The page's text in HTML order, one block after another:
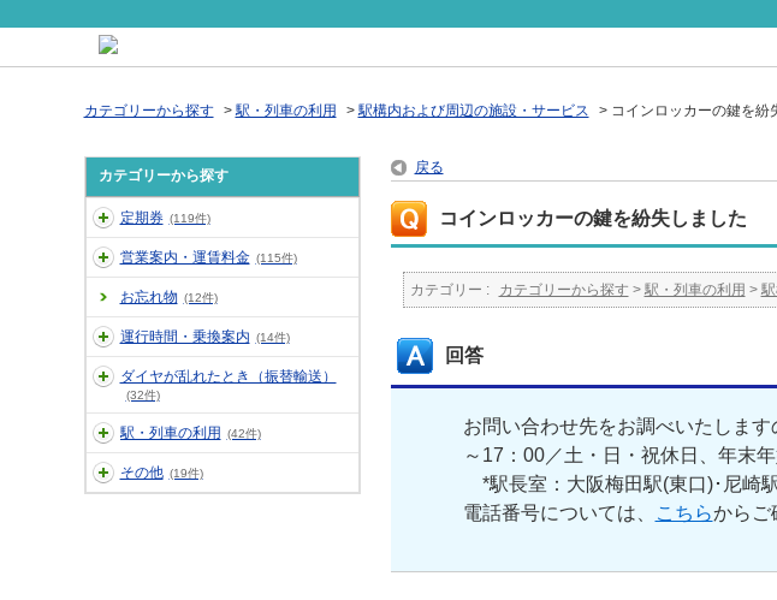
カテゴリーから探す >駅・列車の利用 >駅構内および周辺の施設・サービス > コインロッカーの鍵を紛
カテゴリーから探す
定期券 (119件)
営業案内・運賃料金 (115件)
お忘れ物 (12件)
運行時間・乗換案内 (14件)
ダイヤが乱れたとき（振替輸送）
(32件)
駅・列車の利用 (42件)
その他 (19件)
戻る
コインロッカーの鍵を紛失しました
カテゴリー : カテゴリーから探す > 駅・列車の利用 >
回答
お問い合わせ先をお調べいたしま
～17：00／土・日・祝休日、年末
*駅長室：大阪梅田駅(東口)･尼崎
電話番号については、
こちらからご